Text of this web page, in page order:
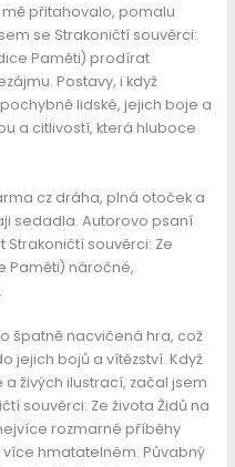
přitahovalo, pomalu
se Strakoničtí souvěrci:
Paměti) prodírat
Postavy, i když
lidské, jejich boje a
a citlivostí, která hluboce
cz dráha, plná otoček a
sedadla. Autorovo psaní
souvěrci: Ze
Paměti) náročné,
špatně nacvičená hra, což
jejich bojů a vítězství. Když
živých ilustrací, začal jsem
souvěrci: Ze života Židů na
rozmarné příběhy
hmatatelném. Půvabný